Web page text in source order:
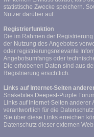
statistische Zwecke speichern. Soweit dies uns bekannt ist, klären wir die
Nutzer darüber auf.
Registrierfunktion
Die im Rahmen der
der Nutzung des Angebotes
oder registrierungsrelevante
Angebotsumfangs oder
Die erhobenen Daten sind aus
Registrierung ersichtlich.
Links auf Internet-Seiten
Snakebites Deepest-Purple Forum und alle
Links auf Internet-Seiten anderer Anbieter enthalten. Wir sind nicht
verantwortlich für die Datenschutzvorkehrungen auf externen Webseiten, die
Sie über diese Links erreichen können. Bitte informieren Sie sich dort über den
Datenschutz dieser externen